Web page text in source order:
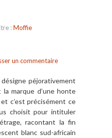
:Moffie
un commentaire
péjorativement
la marque d’une honte
c’est précisément ce
choisit pour intituler
racontant la fin
blanc sud-africain